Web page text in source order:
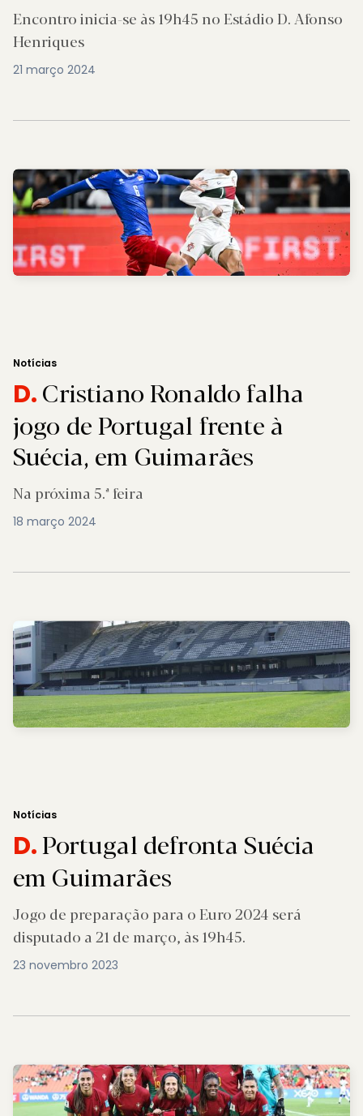
Encontro inicia-se às 19h45 no Estádio D. Afonso
Henriques
21 março 2024
Notícias
D.Cristiano Ronaldo falha
jogo de Portugal frente à
Suécia, em Guimarães
Na próxima 5.ª feira
18 março 2024
Notícias
D.Portugal defronta Suécia
em Guimarães
Jogo de preparação para o Euro 2024 será
disputado a 21 de março, às 19h45.
23 novembro 2023